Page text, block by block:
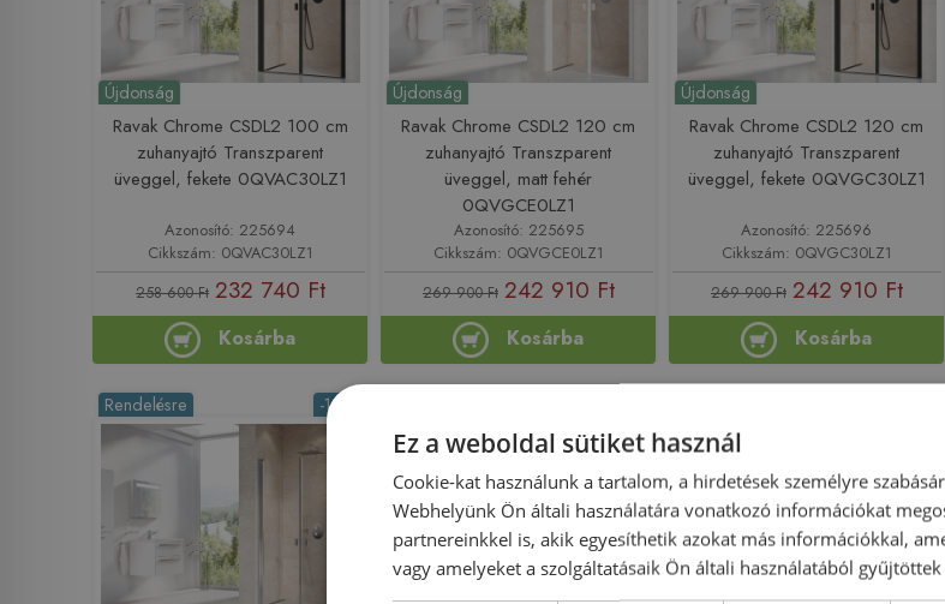
Újdonság
Ravak Chrome CSDL2 100 cm
zuhanyajtó Transzparent
üveggel, fekete 0QVAC30LZ1
Azonosító: 225694
Cikkszám: 0QVAC30LZ1
258 600 Ft 232 740 Ft
Kosárba
Újdonság
Ravak Chrome CSDL2 120 cm
zuhanyajtó Transzparent
üveggel, matt fehér
0QVGCE0LZ1
Azonosító: 225695
Cikkszám: 0QVGCE0LZ1
269 900 Ft 242 910 Ft
Kosárba
Újdonság
Ravak Chrome CSDL2 120 cm
zuhanyajtó Transzparent
üveggel, fekete 0QVGC30LZ1
Azonosító: 225696
Cikkszám: 0QVGC30LZ1
269 900 Ft 242 910 Ft
Kosárba
-10%
Rendelésre
Ez a weboldal sütiket használ
Cookie-kat használunk a tartalom, a hirdetések személyre
Webhelyünk Ön általi használatára vonatkozó információkat
partnereinkkel is, akik egyesíthetik azokat más információkkal,
vagy amelyeket a szolgáltatásaik Ön általi használatából gyűjtöttek